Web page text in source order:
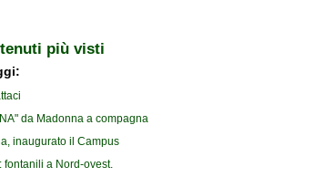
più visti
da Madonna a compagna
inaugurato il Campus
fontanili a Nord-ovest.